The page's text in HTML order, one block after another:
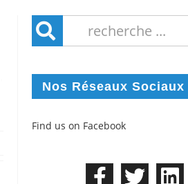
Nos Réseaux Sociaux
Find us on Facebook